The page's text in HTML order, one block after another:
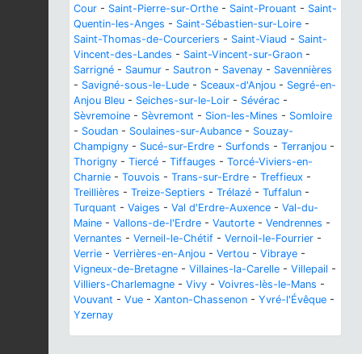
Cour - Saint-Pierre-sur-Orthe - Saint-Prouant - Saint-
Quentin-les-Anges - Saint-Sébastien-sur-Loire -
Saint-Thomas-de-Courceriers - Saint-Viaud - Saint-
Vincent-des-Landes - Saint-Vincent-sur-Graon -
Sarrigné - Saumur - Sautron - Savenay - Savennières
- Savigné-sous-le-Lude - Sceaux-d'Anjou - Segré-en-
Anjou Bleu - Seiches-sur-le-Loir - Sévérac -
Sèvremoine - Sèvremont - Sion-les-Mines - Somloire
- Soudan - Soulaines-sur-Aubance - Souzay-
Champigny - Sucé-sur-Erdre - Surfonds - Terranjou -
Thorigny - Tiercé - Tiffauges - Torcé-Viviers-en-
Charnie - Touvois - Trans-sur-Erdre - Treffieux -
Treillières - Treize-Septiers - Trélazé - Tuffalun -
Turquant - Vaiges - Val d'Erdre-Auxence - Val-du-
Maine - Vallons-de-l'Erdre - Vautorte - Vendrennes -
Vernantes - Verneil-le-Chétif - Vernoil-le-Fourrier -
Verrie - Verrières-en-Anjou - Vertou - Vibraye -
Vigneux-de-Bretagne - Villaines-la-Carelle - Villepail -
Villiers-Charlemagne - Vivy - Voivres-lès-le-Mans -
Vouvant - Vue - Xanton-Chassenon - Yvré-l'Évêque -
Yzernay